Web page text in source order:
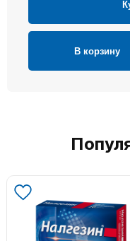
В корзину